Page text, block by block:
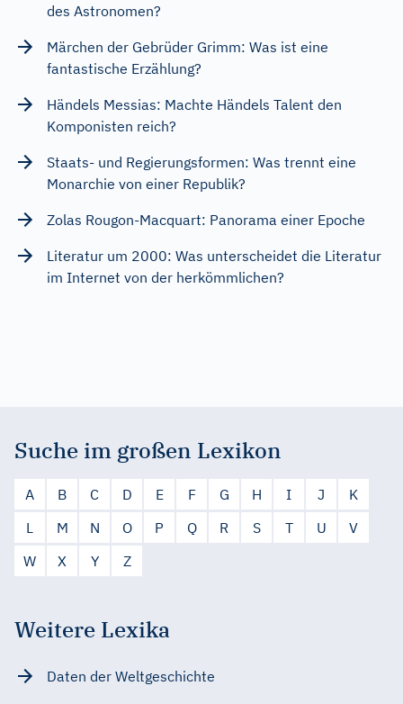
des Astronomen?
Märchen der Gebrüder Grimm: Was ist eine
fantastische Erzählung?
Händels Messias: Machte Händels Talent den
Komponisten reich?
Staats- und Regierungsformen: Was trennt eine
Monarchie von einer Republik?
Zolas Rougon-Macquart: Panorama einer Epoche
Literatur um 2000: Was unterscheidet die Literatur
im Internet von der herkömmlichen?
Suche im großen Lexikon
A B C D E F G H I J
K
L
M N O P Q R S T U
V
W
X Y Z
Weitere Lexika
Daten der Weltgeschichte